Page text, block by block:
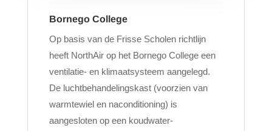
Bornego College
Op basis van de Frisse Scholen richtlijn
heeft NorthAir op het Bornego College een
ventilatie- en klimaatsysteem aangelegd.
De luchtbehandelingskast (voorzien van
warmtewiel en naconditioning) is
aangesloten op een koudwater-